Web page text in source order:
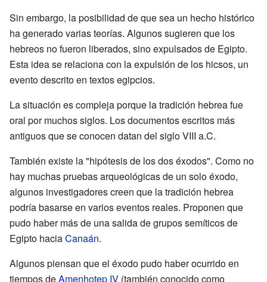
Sin embargo, la posibilidad de que sea un hecho histórico
ha generado varias teorías. Algunos sugieren que los
hebreos no fueron liberados, sino expulsados de Egipto.
Esta idea se relaciona con la expulsión de los hicsos, un
evento descrito en textos egipcios.
La situación es compleja porque la tradición hebrea fue
oral por muchos siglos. Los documentos escritos más
antiguos que se conocen datan del siglo VIII a.C.
También existe la "hipótesis de los dos éxodos". Como no
hay muchas pruebas arqueológicas de un solo éxodo,
algunos investigadores creen que la tradición hebrea
podría basarse en varios eventos reales. Proponen que
pudo haber más de una salida de grupos semíticos de
Egipto haciaCanaán.
Algunos piensan que el éxodo pudo haber ocurrido en
tiempos deAmenhotep IV (también conocido como